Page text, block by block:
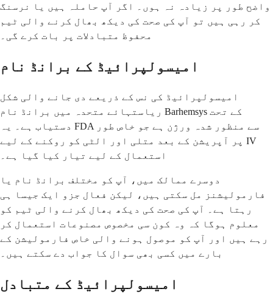
واضح طور پر زیادہ نہ ہوں۔ اگر آپ حاملہ ہیں یا نرسنگ
کر رہی ہیں تو آپ کی صحت کی دیکھ بھال کرنے والی ٹیم
محفوظ متبادلات پر بات کرے گی۔
امیسولپرائیڈ کے برانڈ نام
امیسولپرائیڈ کی نس کے ذریعے دی جانے والی شکل
ریاستہائے متحدہ میں برانڈ نام Barhemsys کے تحت
دستیاب ہے۔ یہ FDA سے منظور شدہ ورژن ہے جو خاص طور
پر آپریشن کے بعد متلی اور الٹی کو روکنے کے لیے IV
استعمال کے لیے تیار کیا گیا ہے۔
دوسرے ممالک میں، آپ کو مختلف برانڈ نام یا
فارمولیشنز مل سکتی ہیں، لیکن فعال جزو ایک جیسا ہی
رہتا ہے۔ آپ کی صحت کی دیکھ بھال کرنے والی ٹیم کو
معلوم ہوگا کہ وہ کون سی مخصوص مصنوعات استعمال کر
رہے ہیں اور آپ کو موصول ہونے والی خاص فارمولیشن کے
بارے میں کسی بھی سوال کا جواب دے سکتے ہیں۔
امیسولپرائیڈ کے متبادل